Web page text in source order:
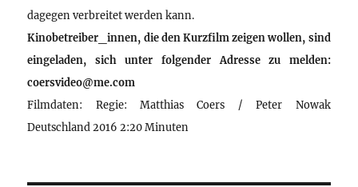
dagegen verbreitet werden kann.
Kinobetreiber_innen, die den Kurzfilm zeigen wollen, sind
eingeladen, sich unter folgender Adresse zu melden:
coersvideo@me.com
Filmdaten: Regie: Matthias Coers / Peter Nowak
Deutschland 2016 2:20 Minuten